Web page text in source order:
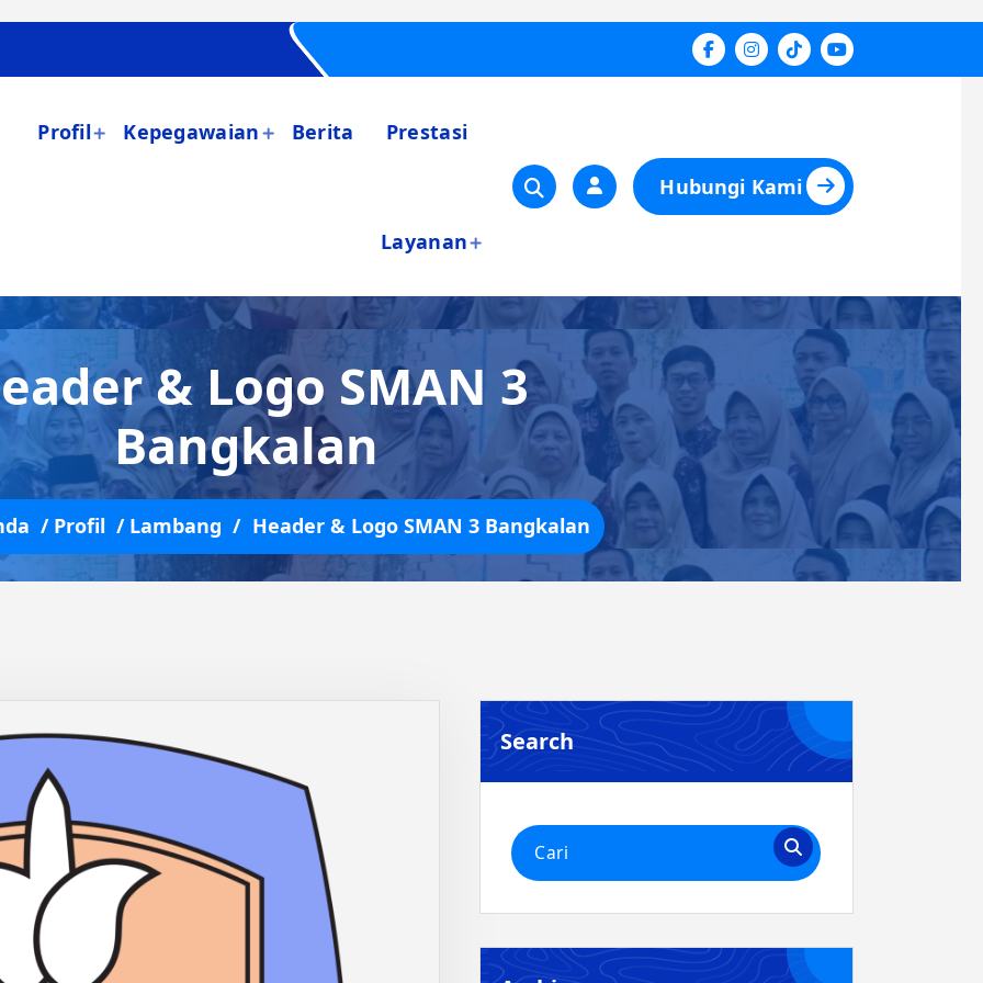
Profil Kepegawaian Berita Prestasi
Layanan
Hubungi Kami
& Logo SMAN 3
Bangkalan
/ Profil / Lambang / Header & Logo SMAN 3 Bangkalan
Search
Pencarian
untuk: